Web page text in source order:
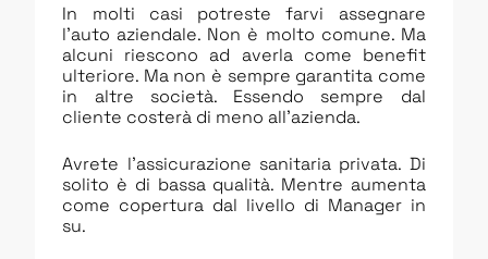
In molti casi potreste farvi assegnare
l’auto aziendale. Non è molto comune. Ma
alcuni riescono ad averla come benefit
ulteriore. Ma non è sempre garantita come
in altre società. Essendo sempre dal
cliente costerà di meno all’azienda.
Avrete l’assicurazione sanitaria privata. Di
solito è di bassa qualità. Mentre aumenta
come copertura dal livello di Manager in
su.